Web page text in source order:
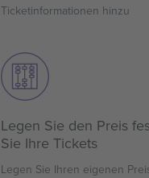
Ticketinformationen hinzu
Legen Sie den Preis
Sie Ihre Tickets
Legen Sie Ihren eigenen